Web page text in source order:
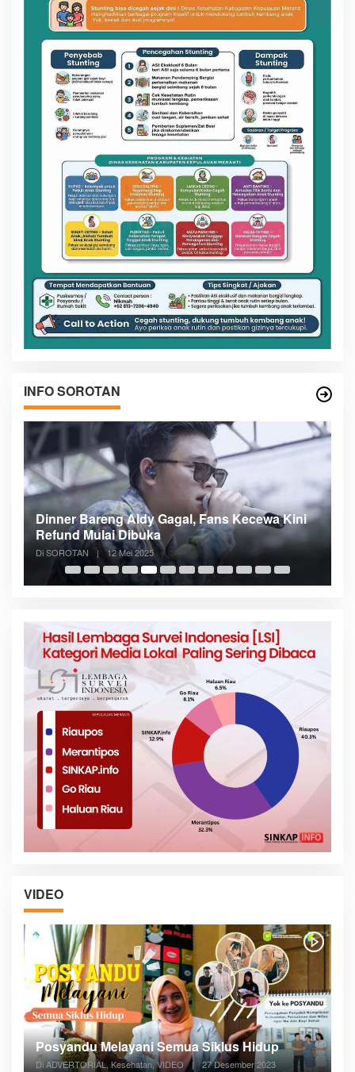
INFO SOROTAN
Dinner Bareng Aldy Gagal, Fans Kecewa Kini
Refund Mulai Dibuka
Di SOROTAN | 12 Mei 2025
VIDEO
Posyandu Melayani Semua Siklus Hidup
Di ADVERTORIAL, Kesehatan, VIDEO | 27 Desember 2023